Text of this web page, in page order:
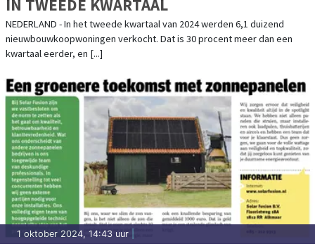
IN TWEEDE KWARTAAL
NEDERLAND - In het tweede kwartaal van 2024 werden 6,1 duizend
nieuwbouwkoopwoningen verkocht. Dat is 30 procent meer dan een
kwartaal eerder, en [...]
1 oktober 2024, 14:43 uur